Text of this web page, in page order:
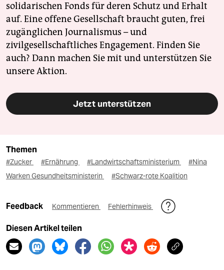
solidarischen Fonds für deren Schutz und Erhalt
auf. Eine offene Gesellschaft braucht guten, frei
zugänglichen Journalismus – und
zivilgesellschaftliches Engagement. Finden Sie
auch? Dann machen Sie mit und unterstützen Sie
unsere Aktion.
Jetzt unterstützen
Themen
#Zucker #Ernährung #Landwirtschaftsministerium
#Nina
Warken Gesundheitsministerin
#Schwarz-rote Koalition
Feedback Kommentieren Fehlerhinweis
Diesen Artikel teilen